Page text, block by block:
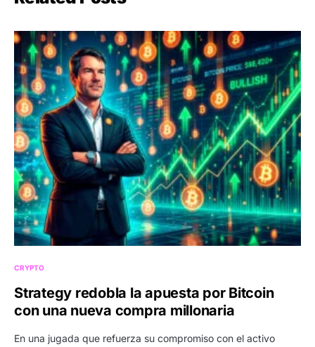
CRYPTO
Strategy redobla la apuesta por Bitcoin
con una nueva compra millonaria
En una jugada que refuerza su compromiso con el activo